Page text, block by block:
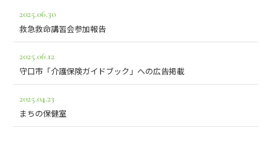
2025.06.30
救急救命講習会参加報告
2025.06.12
守口市「介護保険ガイドブック」への広告掲載
2025.04.23
まちの保健室